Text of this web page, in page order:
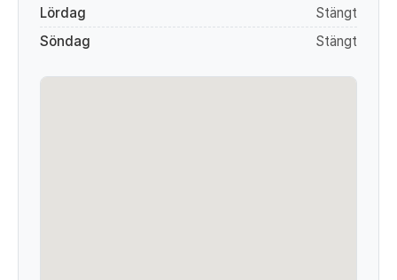
Lördag
Stängt
Söndag
Stängt